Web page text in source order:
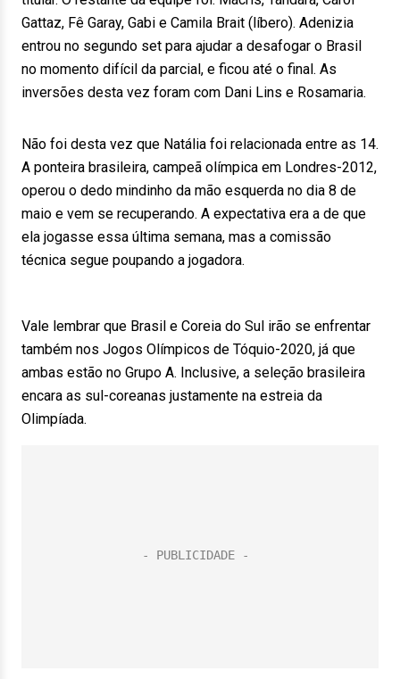
Gattaz, Fê Garay, Gabi e Camila Brait (líbero). Adenizia
entrou no segundo set para ajudar a desafogar o Brasil
no momento difícil da parcial, e ficou até o final. As
inversões desta vez foram com Dani Lins e Rosamaria.
Não foi desta vez que Natália foi relacionada entre as 14.
A ponteira brasileira, campeã olímpica em Londres-2012,
operou o dedo mindinho da mão esquerda no dia 8 de
maio e vem se recuperando. A expectativa era a de que
ela jogasse essa última semana, mas a comissão
técnica segue poupando a jogadora.
Vale lembrar que Brasil e Coreia do Sul irão se enfrentar
também nos Jogos Olímpicos de Tóquio-2020, já que
ambas estão no Grupo A. Inclusive, a seleção brasileira
encara as sul-coreanas justamente na estreia da
Olimpíada.